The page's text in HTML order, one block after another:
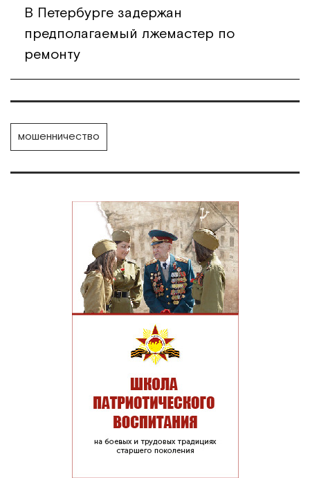
В Петербурге задержан
предполагаемый лжемастер по
ремонту
мошенничество